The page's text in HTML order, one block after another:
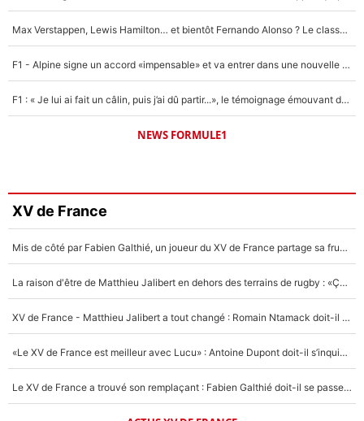
Max Verstappen, Lewis Hamilton… et bientôt Fernando Alonso ? Le classement des pilotes les mieux payés en Formule 1 risque de changer !
F1 - Alpine signe un accord «impensable» et va entrer dans une nouvelle dimension : Grande nouvelle pour Pierre Gasly !
F1 : « Je lui ai fait un câlin, puis j’ai dû partir...», le témoignage émouvant de Max Verstappen sur sa fille
NEWS FORMULE1
XV de France
Mis de côté par Fabien Galthié, un joueur du XV de France partage sa frustration : «ils ne me l’ont pas dit tout de suite»
La raison d'être de Matthieu Jalibert en dehors des terrains de rugby : «Ça m'atteint autant que si tu touches à un membre de ma famille»
XV de France - Matthieu Jalibert a tout changé : Romain Ntamack doit-il s’inquiéter pour sa place à un an de la Coupe du monde ?
«Le XV de France est meilleur avec Lucu» : Antoine Dupont doit-il s’inquiéter pour sa place ?
Le XV de France a trouvé son remplaçant : Fabien Galthié doit-il se passer d'Antoine Dupont ?